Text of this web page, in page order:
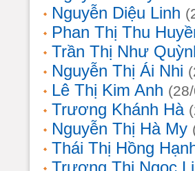
Nguyễn Diệu Linh
Phan Thị Thu
Trần Thị Như
Nguyễn Thị Ái Nhi
Lê Thị Kim Anh
Trương Khánh Hà
Nguyễn Thị Hà My
Thái Thị Hồng
Trương Thị Ngọc